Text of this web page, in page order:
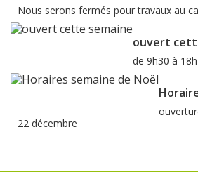
Nous serons fermés pour travaux au
ouvert
de 9h30 à
22 décembre